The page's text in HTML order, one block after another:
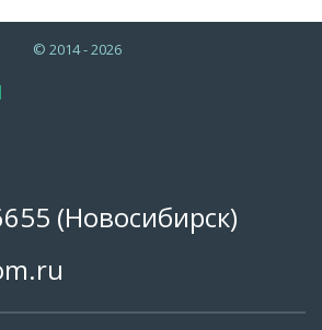
© 2014 - 2026
(Новосибирск)